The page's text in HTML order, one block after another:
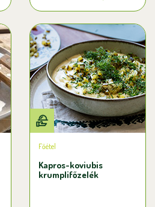
Főétel
Kapros-koviubis
krumplifőzelék